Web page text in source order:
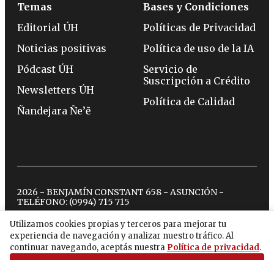
Utilizamos cookies propias y terceros para mejorar tu
experiencia de navegación y analizar nuestro tráfico. Al
continuar navegando, aceptás nuestra Política de privacidad.
Temas
Editorial ÚH
Noticias positivas
Pódcast ÚH
Newsletters ÚH
Ñandejara Ñe’ẽ
Bases y Condiciones
Políticas de Privacidad
Política de uso de la IA
Servicio de
Suscripción a Crédito
Política de Calidad
2026 - BENJAMÍN CONSTANT 658 - ASUNCIÓN -
TELÉFONO: (0994) 715 715
twitterinstagram
facebook
tiktokyoutubespotify